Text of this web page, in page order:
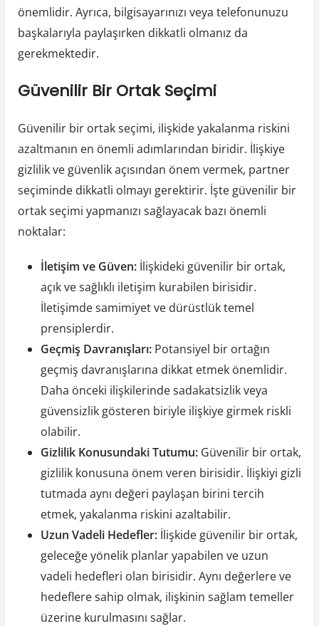
önemlidir. Ayrıca, bilgisayarınızı veya telefonunuzu
başkalarıyla paylaşırken dikkatli olmanız da
gerekmektedir.
Güvenilir Bir Ortak Seçimi
Güvenilir bir ortak seçimi, ilişkide yakalanma riskini
azaltmanın en önemli adımlarından biridir. İlişkiye
gizlilik ve güvenlik açısından önem vermek, partner
seçiminde dikkatli olmayı gerektirir. İşte güvenilir bir
ortak seçimi yapmanızı sağlayacak bazı önemli
noktalar:
İletişim ve Güven:İlişkideki güvenilir bir ortak,
açık ve sağlıklı iletişim kurabilen birisidir.
İletişimde samimiyet ve dürüstlük temel
prensiplerdir.
Geçmiş Davranışları:Potansiyel bir ortağın
geçmiş davranışlarına dikkat etmek önemlidir.
Daha önceki ilişkilerinde sadakatsizlik veya
güvensizlik gösteren biriyle ilişkiye girmek riskli
olabilir.
Gizlilik Konusundaki Tutumu:Güvenilir bir ortak,
gizlilik konusuna önem veren birisidir. İlişkiyi gizli
tutmada aynı değeri paylaşan birini tercih
etmek, yakalanma riskini azaltabilir.
Uzun Vadeli Hedefler:İlişkide güvenilir bir ortak,
geleceğe yönelik planlar yapabilen ve uzun
vadeli hedefleri olan birisidir. Aynı değerlere ve
hedeflere sahip olmak, ilişkinin sağlam temeller
üzerine kurulmasını sağlar.